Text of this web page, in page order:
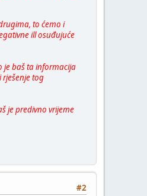
to ćemo i
ill osuđujuće
je baš ta informacija
rješenje tog
je predivno vrijeme
#2